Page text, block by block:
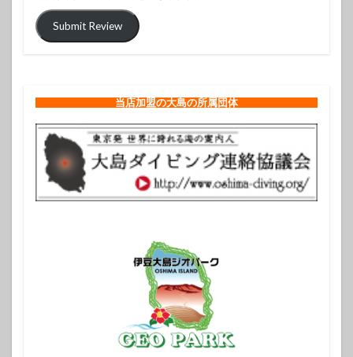
Submit Review
当店加盟の大島の所属団体